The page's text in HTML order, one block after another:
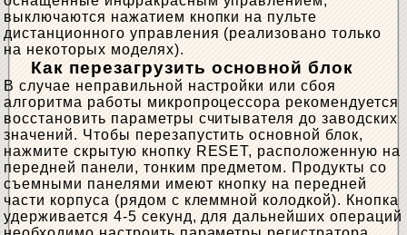
выключаются нажатием кнопки на пульте
дистанционного управления (реализовано только
на некоторых моделях).
Как перезагрузить основной блок
В случае неправильной настройки или сбоя
алгоритма работы микропроцессора рекомендуется
восстановить параметры считывателя до заводских
значений. Чтобы перезапустить основной блок,
нажмите скрытую кнопку RESET, расположенную на
передней панели, тонким предметом. Продукты со
съемными панелями имеют кнопку на передней
части корпуса (рядом с клеммной колодкой). Кнопка
удерживается 4-5 секунд, для дальнейших операций